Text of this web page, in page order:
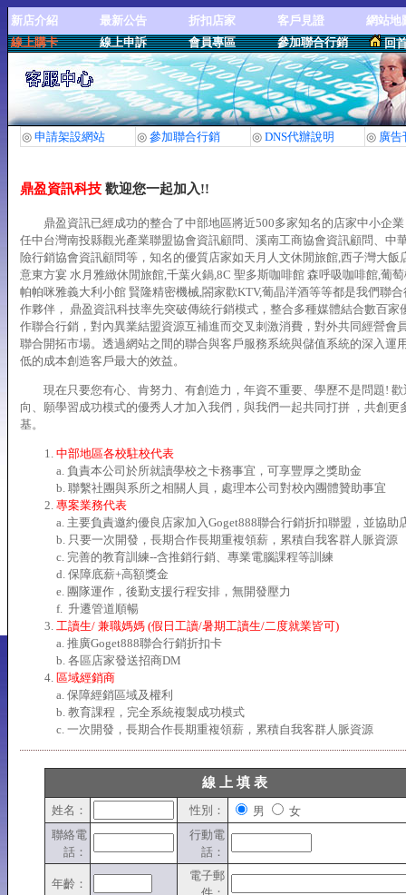
新店介紹 最新公告 折扣店家 客戶見證
網站地
線上購卡
線上申訴 會員專區 參加聯合行銷 回
◎ 申請架設網站 ◎ 參加聯合行銷 ◎ DNS代辦說明 ◎ 廣告
鼎盈資訊科技歡迎您一起加入!!
鼎盈資訊已經成功的整合了中部地區將近500多家知名的店家中小企業
任中台灣南投縣觀光產業聯盟協會資訊顧問、溪南工商協會資訊顧問、中
險行銷協會資訊顧問等，知名的優質店家如天月人文休閒旅館,西子灣大飯
意東方宴 水月雅緻休閒旅館,千葉火鍋,8C 聖多斯咖啡館 森呼吸咖啡館,葡
帕帕咪雅義大利小館 賢隆精密機械,閤家歡KTV,葡晶洋酒等等都是我們聯
作夥伴， 鼎盈資訊科技率先突破傳統行銷模式，整合多種媒體結合數百家
作聯合行銷，對內異業結盟資源互補進而交叉刺激消費，對外共同經營會
聯合開拓市場。透過網站之間的聯合與客戶服務系統與儲值系統的深入運
低的成本創造客戶最大的效益。
現在只要您有心、肯努力、有創造力，年資不重要、學歷不是問題! 歡
向、願學習成功模式的優秀人才加入我們，與我們一起共同打拼 ，共創更
基。
中部地區各校駐校代表
a. 負責本公司於所就讀學校之卡務事宜，可享豐厚之獎助金
b. 聯繫社團與系所之相關人員，處理本公司對校內團體贊助事宜
專案業務代表
a. 主要負責邀約優良店家加入Goget888聯合行銷折扣聯盟，並協助
b. 只要一次開發，長期合作長期重複領薪，累積自我客群人脈資源
c. 完善的教育訓練--含推銷行銷、專業電腦課程等訓練
d. 保障底薪+高額獎金
e. 團隊運作，後勤支援行程安排，無開發壓力
f. 升遷管道順暢
工讀生/ 兼職媽媽 (假日工讀/暑期工讀生/二度就業皆可)
a. 推廣Goget888聯合行銷折扣卡
b. 各區店家發送招商DM
區域經銷商
a. 保障經銷區域及權利
b. 教育課程，完全系統複製成功模式
c. 一次開發，長期合作長期重複領薪，累積自我客群人脈資源
線 上 填 表
姓名： 性別： 男
女
聯絡電
話：
行動電
話：
年齡：
電子郵